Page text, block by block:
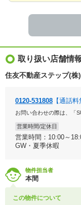
取り扱い店舗情
住友不動産ステップ(
0120-531808 【通話料
お問い合わせの際は、「
営業時間/定休日
営業時間：10:00～
GW・夏季休暇
物件担当者
本間
この物件について